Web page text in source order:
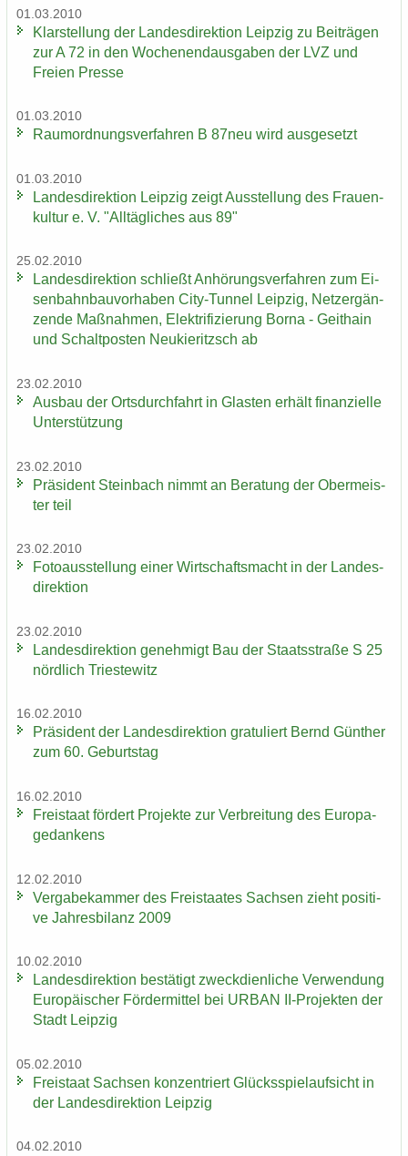
01.03.2010
Klar­stel­lung der Lan­des­di­rek­ti­on Leip­zig zu Bei­trä­gen
zur A 72 in den Wo­chen­end­aus­ga­ben der LVZ und
Frei­en Pres­se
01.03.2010
Raum­ord­nungs­ver­fah­ren B 87neu wird aus­ge­setzt
01.03.2010
Lan­des­di­rek­ti­on Leip­zig zeigt Aus­stel­lung des Frau­en­
kul­tur e. V. "All­täg­li­ches aus 89"
25.02.2010
Lan­des­di­rek­ti­on schließt An­hö­rungs­ver­fah­ren zum Ei­
sen­bahn­bau­vor­ha­ben City-​Tunnel Leip­zig, Netz­er­gän­
zen­de Maß­nah­men, Elek­tri­fi­zie­rung Borna - Geit­hain
und Schalt­pos­ten Neu­kie­ritzsch ab
23.02.2010
Aus­bau der Orts­durch­fahrt in Glas­ten er­hält fi­nan­zi­el­le
Un­ter­stüt­zung
23.02.2010
Prä­si­dent Stein­bach nimmt an Be­ra­tung der Ober­meis­
ter teil
23.02.2010
Fo­to­aus­stel­lung einer Wirt­schafts­macht in der Lan­des­
di­rek­ti­on
23.02.2010
Lan­des­di­rek­ti­on ge­neh­migt Bau der Staats­stra­ße S 25
nörd­lich Tri­es­te­witz
16.02.2010
Prä­si­dent der Lan­des­di­rek­ti­on gra­tu­liert Bernd Gün­ther
zum 60. Ge­burts­tag
16.02.2010
Frei­staat för­dert Pro­jek­te zur Ver­brei­tung des Eu­ro­pa­
ge­dan­kens
12.02.2010
Ver­ga­be­kam­mer des Frei­staa­tes Sach­sen zieht po­si­ti­
ve Jah­res­bi­lanz 2009
10.02.2010
Lan­des­di­rek­ti­on be­stä­tigt zweck­dien­li­che Ver­wen­dung
Eu­ro­päi­scher För­der­mit­tel bei URBAN II-​Projekten der
Stadt Leip­zig
05.02.2010
Frei­staat Sach­sen kon­zen­triert Glücks­spiel­auf­sicht in
der Lan­des­di­rek­ti­on Leip­zig
04.02.2010